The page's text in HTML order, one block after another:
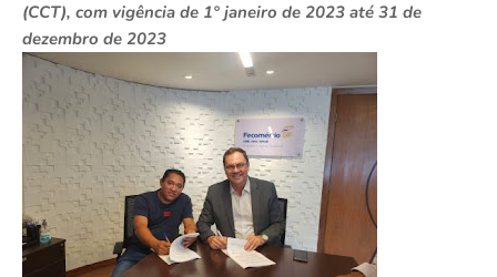
(CCT), com vigência de 1° janeiro de 2023 até 31 de
dezembro de 2023